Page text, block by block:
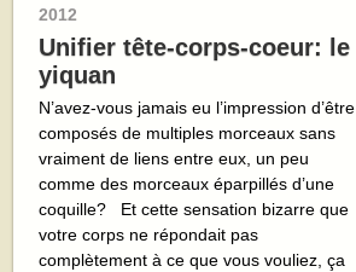
2012
Unifier tête-corps-coeur: le
yiquan
N’avez-vous jamais eu l’impression d’être
composés de multiples morceaux sans
vraiment de liens entre eux, un peu
comme des morceaux éparpillés d’une
coquille? Et cette sensation bizarre que
votre corps ne répondait pas
complètement à ce que vous vouliez, ça